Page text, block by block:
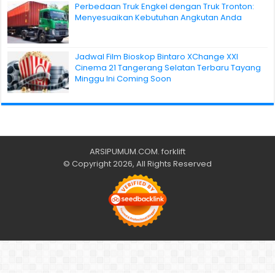
Perbedaan Truk Engkel dengan Truk Tronton:
Menyesuaikan Kebutuhan Angkutan Anda
Jadwal Film Bioskop Bintaro XChange XXI
Cinema 21 Tangerang Selatan Terbaru Tayang
Minggu Ini Coming Soon
ARSIPUMUM.COM. forklift
© Copyright 2026, All Rights Reserved